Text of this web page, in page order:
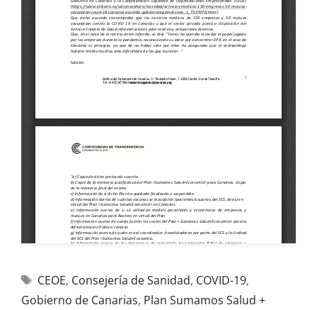
CEOE, Consejería de Sanidad, COVID-19,
Gobierno de Canarias, Plan Sumamos Salud +